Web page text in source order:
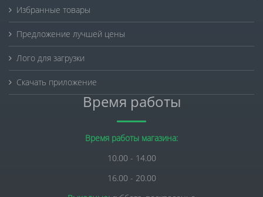
Избранные товары
Предложение лучшей цены
Лого для загрузки
Скачать приложение
Время работы
Время работы магазина:
10.00 - 14.00
16.00 - 20.00